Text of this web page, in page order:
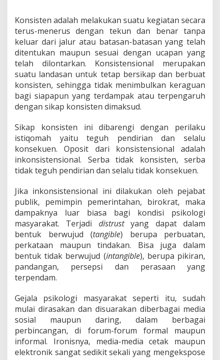
n
a
l
P
e
m
e
r
i
n
t
h
d
n
P
Konsisten adalah melakukan suatu kegiatan secara
terus-menerus dengan tekun dan benar tanpa
keluar dari jalur atau batasan-batasan yang telah
ditentukan maupun sesuai dengan ucapan yang
telah dilontarkan. Konsistensional merupakan
suatu landasan untuk tetap bersikap dan berbuat
konsisten, sehingga tidak menimbulkan keraguan
bagi siapapun yang terdampak atau terpengaruh
dengan sikap konsisten dimaksud.
Sikap konsisten ini dibarengi dengan perilaku
istiqomah yaitu teguh pendirian dan selalu
konsekuen. Oposit dari konsistensional adalah
inkonsistensional. Serba tidak konsisten, serba
tidak teguh pendirian dan selalu tidak konsekuen.
Jika inkonsistensional ini dilakukan oleh pejabat
publik, pemimpin pemerintahan, birokrat, maka
dampaknya luar biasa bagi kondisi psikologi
masyarakat. Terjadi distrustyang dapat dalam
bentuk berwujud (tangible) berupa perbuatan,
perkataan maupun tindakan. Bisa juga dalam
bentuk tidak berwujud (intangible), berupa pikiran,
pandangan, persepsi dan perasaan yang
terpendam.
Gejala psikologi masyarakat seperti itu, sudah
mulai dirasakan dan disuarakan diberbagai media
sosial maupun daring, dalam berbagai
perbincangan, di forum-forum formal maupun
informal. Ironisnya, media-media cetak maupun
elektronik sangat sedikit sekali yang mengekspose